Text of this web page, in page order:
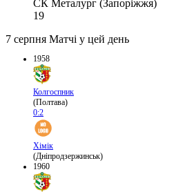
СК Металург (Запоріжжя)
19
7 серпня Матчі у цей день
1958
Колгоспник
(Полтава)
0:2
Хімік
(Дніпродзержинськ)
1960